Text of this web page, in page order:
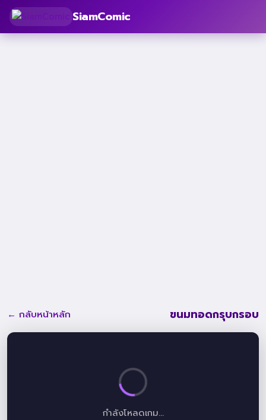
SiamComic
← กลับหน้าหลัก ขนมทอดกรุบกรอบ
กำลังโหลดเกม...